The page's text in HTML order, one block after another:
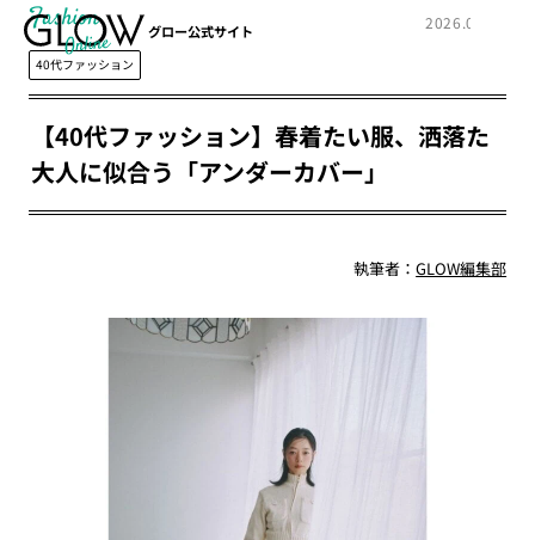
グロー公式サイト 2026.03.08
Fashion
40代ファッション
【40代ファッション】春着たい服、洒落た
大人に似合う「アンダーカバー」
執筆者：GLOW編集部